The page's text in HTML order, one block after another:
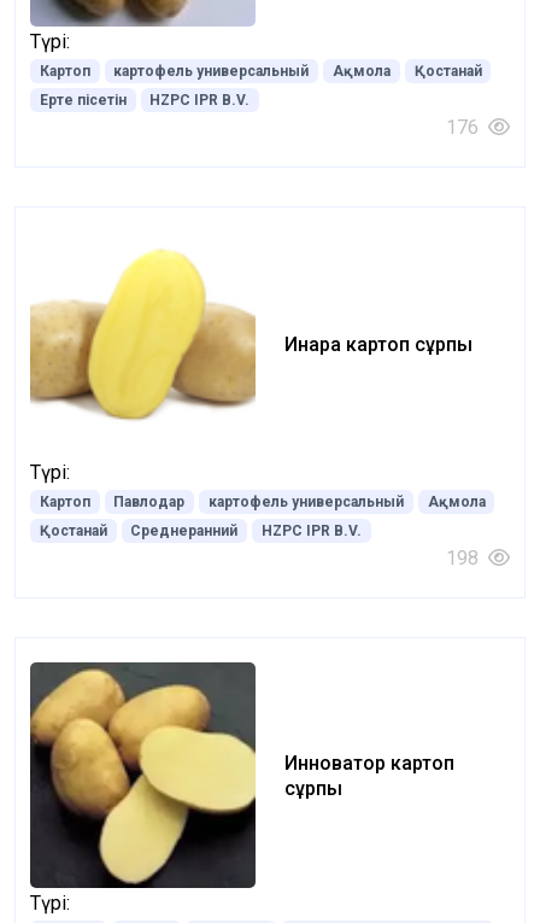
Түрі:
Картоп картофель универсальный Ақмола
Қостанай
Ерте пісетін
HZPC IPR B.V.
176
Инара картоп сұрпы
Түрі:
Картоп Павлодар картофель универсальный
Ақмола
Қостанай
Среднеранний HZPC IPR B.V.
198
Инноватор картоп
сұрпы
Түрі: